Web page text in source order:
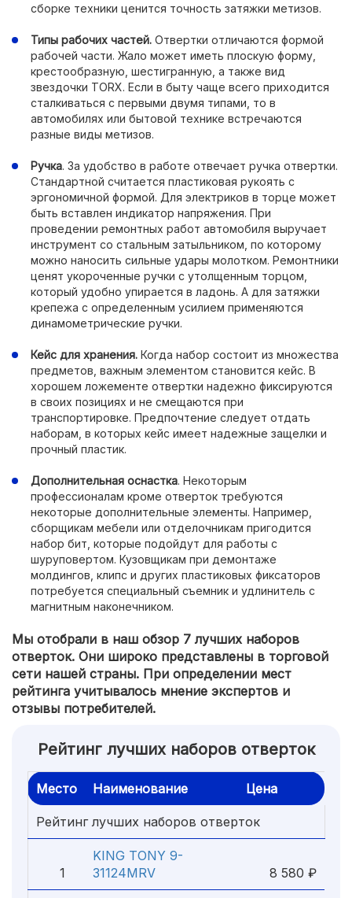
сборке техники ценится точность затяжки метизов.
Типы рабочих частей. Отвертки отличаются формой
рабочей части. Жало может иметь плоскую форму,
крестообразную, шестигранную, а также вид
звездочки TORX. Если в быту чаще всего приходится
сталкиваться с первыми двумя типами, то в
автомобилях или бытовой технике встречаются
разные виды метизов.
Ручка. За удобство в работе отвечает ручка отвертки.
Стандартной считается пластиковая рукоять с
эргономичной формой. Для электриков в торце может
быть вставлен индикатор напряжения. При
проведении ремонтных работ автомобиля выручает
инструмент со стальным затыльником, по которому
можно наносить сильные удары молотком. Ремонтники
ценят укороченные ручки с утолщенным торцом,
который удобно упирается в ладонь. А для затяжки
крепежа с определенным усилием применяются
динамометрические ручки.
Кейс для хранения. Когда набор состоит из множества
предметов, важным элементом становится кейс. В
хорошем ложементе отвертки надежно фиксируются
в своих позициях и не смещаются при
транспортировке. Предпочтение следует отдать
наборам, в которых кейс имеет надежные защелки и
прочный пластик.
Дополнительная оснастка. Некоторым
профессионалам кроме отверток требуются
некоторые дополнительные элементы. Например,
сборщикам мебели или отделочникам пригодится
набор бит, которые подойдут для работы с
шуруповертом. Кузовщикам при демонтаже
молдингов, клипс и других пластиковых фиксаторов
потребуется специальный съемник и удлинитель с
магнитным наконечником.
Мы отобрали в наш обзор 7 лучших наборов
отверток. Они широко представлены в торговой
сети нашей страны. При определении мест
рейтинга учитывалось мнение экспертов и
отзывы потребителей.
Рейтинг лучших наборов отверток
Место Наименование Цена
Рейтинг лучших наборов отверток
1
KING TONY 9-
31124MRV
8 580 ₽